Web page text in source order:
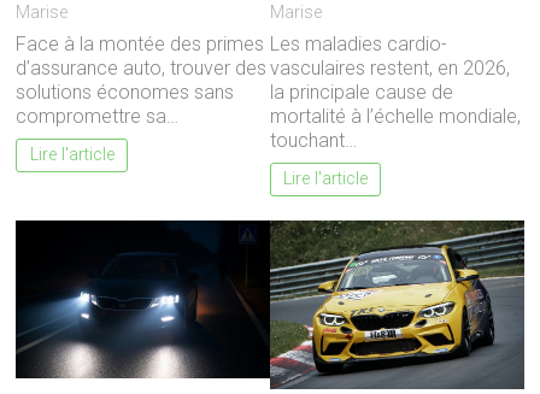
Marise
Face à la montée des primes
d’assurance auto, trouver des
solutions économes sans
compromettre sa…
Lire l'article
Marise
Les maladies cardio-
vasculaires restent, en 2026,
la principale cause de
mortalité à l’échelle mondiale,
touchant…
Lire l'article